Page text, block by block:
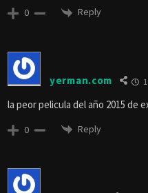
0 Reply
yerman.com
la peor pelicula del año 2015 de
0 Reply